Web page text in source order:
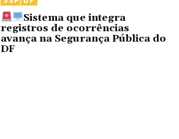
Sistema que integra
registros de ocorrências
avança na Segurança Pública do
DF